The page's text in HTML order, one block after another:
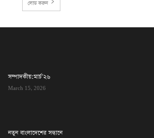
লোড করুন
সম্পাদকীয়:মার্চ’২৬
March 15, 2026
নতুন বাংলাদেশের সন্ধানে